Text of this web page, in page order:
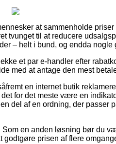
at sammenholde
tvunget til at reducere
– helt i bund, og endda nogle
et par e-handler efter
med at antage den mest
en internet butik
for det meste være en
del af en ordning, der passer
en anden løsning bør du
prisen af flere